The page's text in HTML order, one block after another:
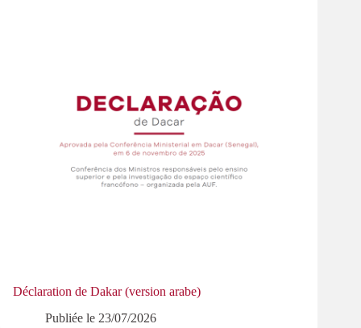
Déclaration de Dakar (version arabe)
Publiée le 23/07/2026